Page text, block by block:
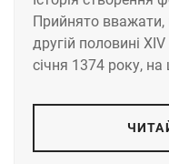
Прийнято вважати,
другій половині
січня 1374 року,